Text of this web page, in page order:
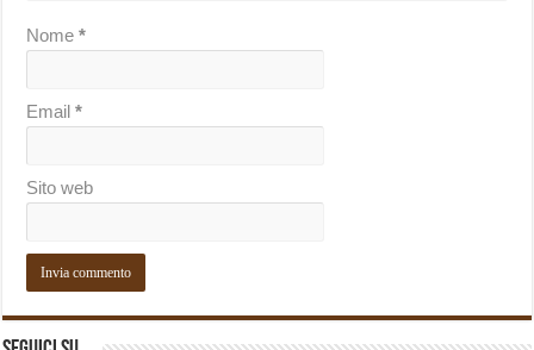
Nome*
Email*
Sito web